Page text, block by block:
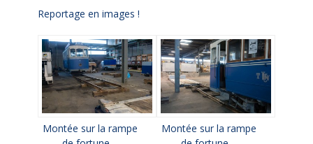
Reportage en images !
Montée sur la rampe
Montée sur la rampe